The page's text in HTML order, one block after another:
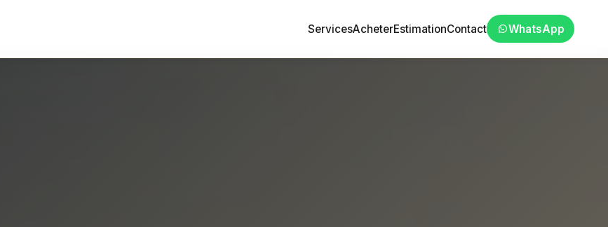
ServicesAcheterEstimationContact WhatsApp